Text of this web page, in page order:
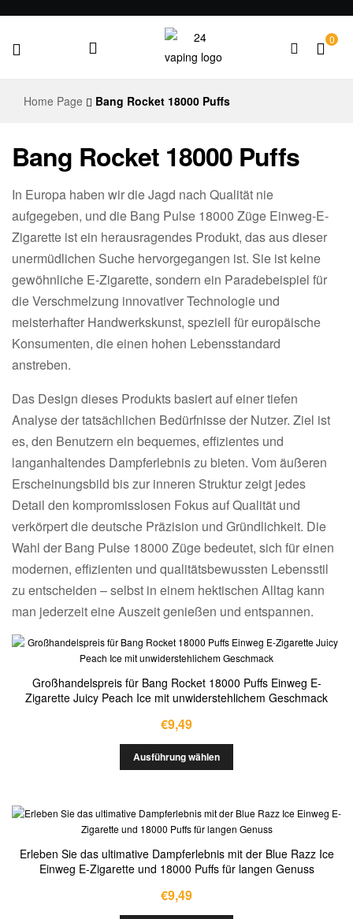
0
Home Page Bang Rocket 18000 Puffs
Bang Rocket 18000 Puffs
In Europa haben wir die Jagd nach Qualität nie
aufgegeben, und die Bang Pulse 18000 Züge Einweg-E-
Zigarette ist ein herausragendes Produkt, das aus dieser
unermüdlichen Suche hervorgegangen ist. Sie ist keine
gewöhnliche E-Zigarette, sondern ein Paradebeispiel für
die Verschmelzung innovativer Technologie und
meisterhafter Handwerkskunst, speziell für europäische
Konsumenten, die einen hohen Lebensstandard
anstreben.
Das Design dieses Produkts basiert auf einer tiefen
Analyse der tatsächlichen Bedürfnisse der Nutzer. Ziel ist
es, den Benutzern ein bequemes, effizientes und
langanhaltendes Dampferlebnis zu bieten. Vom äußeren
Erscheinungsbild bis zur inneren Struktur zeigt jedes
Detail den kompromisslosen Fokus auf Qualität und
verkörpert die deutsche Präzision und Gründlichkeit. Die
Wahl der Bang Pulse 18000 Züge bedeutet, sich für einen
modernen, effizienten und qualitätsbewussten Lebensstil
zu entscheiden – selbst in einem hektischen Alltag kann
man jederzeit eine Auszeit genießen und entspannen.
Großhandelspreis für Bang Rocket 18000 Puffs Einweg E-
Zigarette Juicy Peach Ice mit unwiderstehlichem Geschmack
€9,49
Ausführung wählen
Erleben Sie das ultimative Dampferlebnis mit der Blue Razz Ice
Einweg E-Zigarette und 18000 Puffs für langen Genuss
€9,49